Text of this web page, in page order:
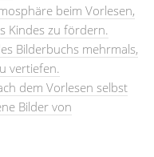
beim Vorlesen,
Kindes zu fördern.
Bilderbuchs mehrmals,
vertiefen.
dem Vorlesen selbst
Bilder von